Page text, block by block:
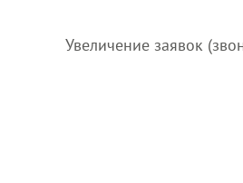
Увеличение заявок